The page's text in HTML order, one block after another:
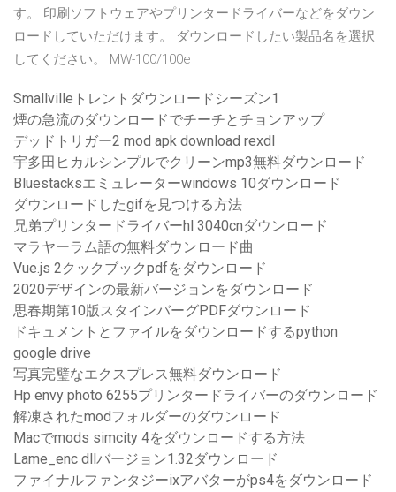
す。 印刷ソフトウェアやプリンタードライバーなどをダウン
ロードしていただけます。 ダウンロードしたい製品名を選択
してください。 MW-100/100e
Smallvilleトレントダウンロードシーズン1
煙の急流のダウンロードでチーチとチョンアップ
デッドトリガー2 mod apk download rexdl
宇多田ヒカルシンプルでクリーンmp3無料ダウンロード
Bluestacksエミュレーターwindows 10ダウンロード
ダウンロードしたgifを見つける方法
兄弟プリンタードライバーhl 3040cnダウンロード
マラヤーラム語の無料ダウンロード曲
Vue.js 2クックブックpdfをダウンロード
2020デザインの最新バージョンをダウンロード
思春期第10版スタインバーグPDFダウンロード
ドキュメントとファイルをダウンロードするpython
google drive
写真完璧なエクスプレス無料ダウンロード
Hp envy photo 6255プリンタードライバーのダウンロード
解凍されたmodフォルダーのダウンロード
Macでmods simcity 4をダウンロードする方法
Lame_enc dllバージョン1.32ダウンロード
ファイナルファンタジーixアバターがps4をダウンロード